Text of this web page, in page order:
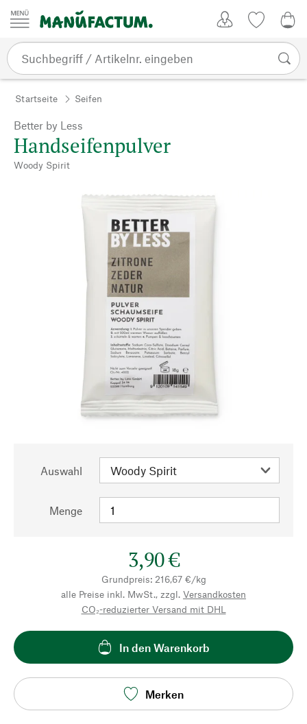
Zum Inhalt springen
Startseite Seifen
Better by Less
Handseifenpulver
Woody Spirit
Auswahl
Menge
3,90 €
Grundpreis: 216,67 €/kg
alle Preise inkl. MwSt., zzgl. Versandkosten
CO₂-reduzierter Versand mit DHL
In den Warenkorb
Merken